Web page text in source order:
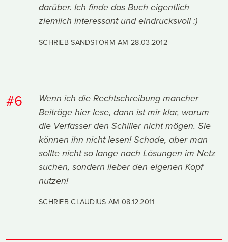
darüber. Ich finde das Buch eigentlich
ziemlich interessant und eindrucksvoll :)
SCHRIEB SANDSTORM AM28.03.2012
#6
Wenn ich die Rechtschreibung mancher
Beiträge hier lese, dann ist mir klar, warum
die Verfasser den Schiller nicht mögen. Sie
können ihn nicht lesen! Schade, aber man
sollte nicht so lange nach Lösungen im Netz
suchen, sondern lieber den eigenen Kopf
nutzen!
SCHRIEB CLAUDIUS AM 08.12.2011